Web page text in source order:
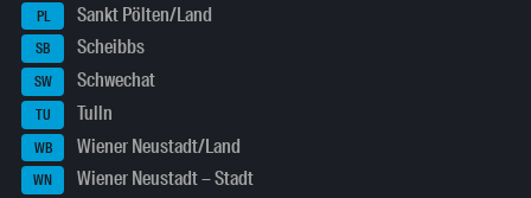
PL Sankt Pölten/Land
SB Scheibbs
SW Schwechat
TU Tulln
WB Wiener Neustadt/Land
WN Wiener Neustadt – Stadt